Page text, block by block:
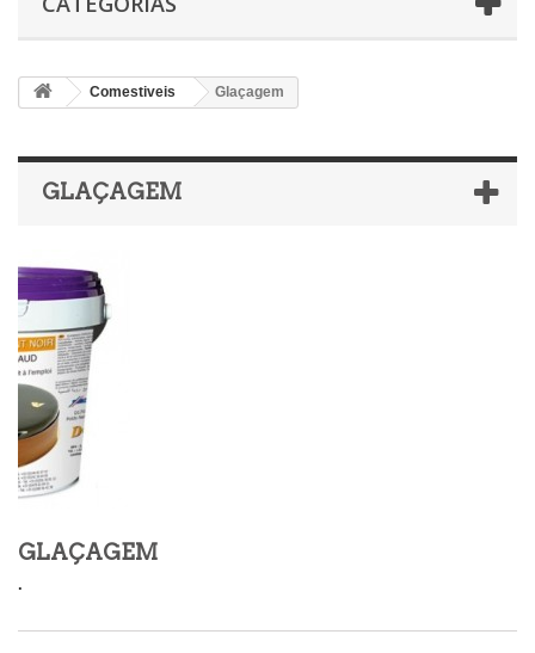
Comestiveis Glaçagem
GLAÇAGEM
GLAÇAGEM
.